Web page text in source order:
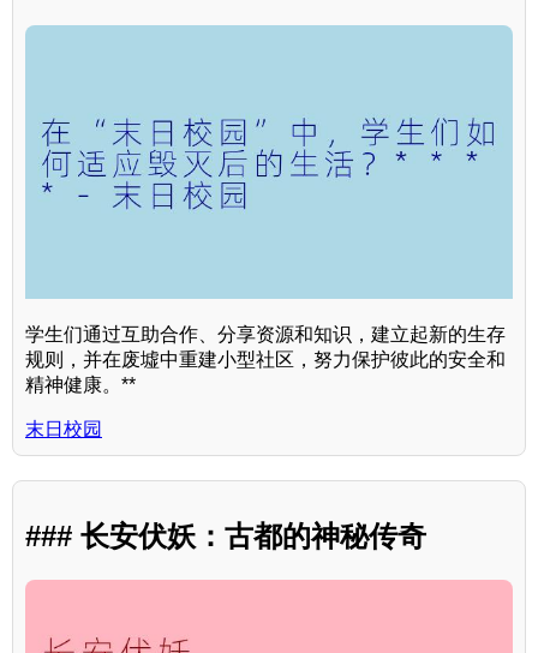
学生们通过互助合作、分享资源和知识，建立起新的生存
规则，并在废墟中重建小型社区，努力保护彼此的安全和
精神健康。**
末日校园
### 长安伏妖：古都的神秘传奇